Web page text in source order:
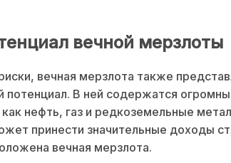
вечной мерзлоты
вечная мерзлота также
потенциал. В ней содержатся
нефть, газ и редкоземельные
принести значительные доходы
вечная мерзлота.